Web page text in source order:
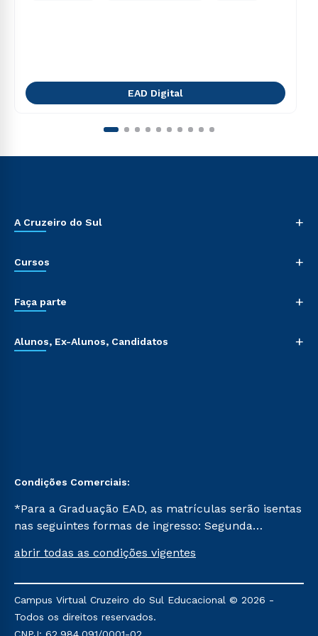
EAD Digital
A Cruzeiro do Sul +
Cursos +
Faça parte +
Alunos, Ex-Alunos, Candidatos +
Condições Comerciais:
*Para a Graduação EAD, as matrículas serão isentas
nas seguintes formas de ingresso: Segunda
Já para as demais, a taxa de matrícula será de R$
mencionadas são referentes aos cursos: Ensino
Religioso, Geografia para a Docência e Metodologia
do Ensino de História: Questões Atuais.
abrir todas as condições vigentes
Campus Virtual Cruzeiro do Sul Educacional © 2026 -
Todos os direitos reservados.